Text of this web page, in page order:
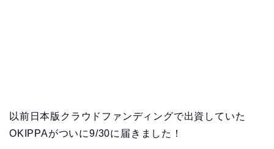
以前日本版クラウドファンディングで出資していた
OKIPPAがついに9/30に届きました！